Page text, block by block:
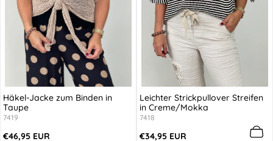
Häkel-Jacke zum Binden in
Taupe
7419
Regulärer
€46,95 EUR
Leichter Strickpullover Streifen
in Creme/Mokka
7418
Regulärer
€34,95 EUR